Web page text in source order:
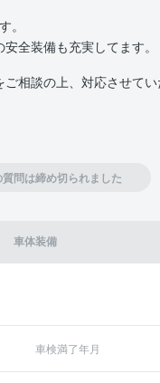
車体装備
車検満了年月
。
全装備も充実してます。
相談の上、対応させてい
問は締め切られました